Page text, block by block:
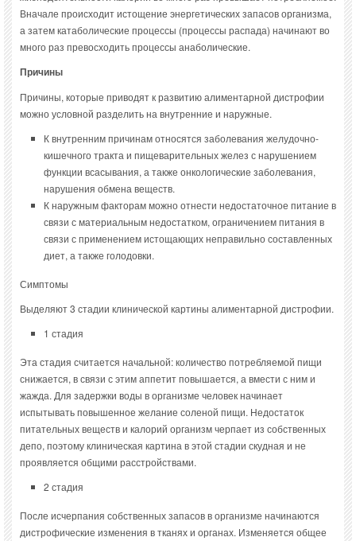
Вначале происходит истощение энергетических запасов организма,
а затем катаболические процессы (процессы распада) начинают во
много раз превосходить процессы анаболические.
Причины
Причины, которые приводят к развитию алиментарной дистрофии
можно условной разделить на внутренние и наружные.
К внутренним причинам относятся заболевания желудочно-
кишечного тракта и пищеварительных желез с нарушением
функции всасывания, а также онкологические заболевания,
нарушения обмена веществ.
К наружным факторам можно отнести недостаточное питание в
связи с материальным недостатком, ограничением питания в
связи с применением истощающих неправильно составленных
диет, а также голодовки.
Симптомы
Выделяют 3 стадии клинической картины алиментарной дистрофии.
1 стадия
Эта стадия считается начальной: количество потребляемой пищи
снижается, в связи с этим аппетит повышается, а вмести с ним и
жажда. Для задержки воды в организме человек начинает
испытывать повышенное желание соленой пищи. Недостаток
питательных веществ и калорий организм черпает из собственных
депо, поэтому клиническая картина в этой стадии скудная и не
проявляется общими расстройствами.
2 стадия
После исчерпания собственных запасов в организме начинаются
дистрофические изменения в тканях и органах. Изменяется общее